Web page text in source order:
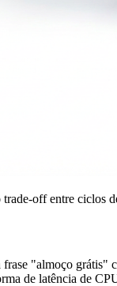
off entre
"almoço grátis"
de latência de